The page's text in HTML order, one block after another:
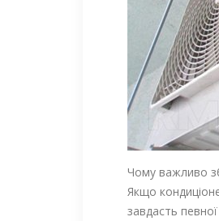
Чому важливо
Якщо
завдасть